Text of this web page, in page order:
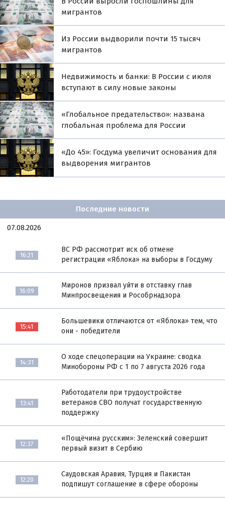
мигрантов
Из России выдворили почти 15 тысяч
мигрантов
Недвижимость и банки: В России с июля
вступают в силу новые законы
«Глобальное предательство»: названа
глобальная проблема для России
«До 45»: Госдума увеличит основания для
выдворения мигрантов
Последние новости
07.08.2026
16:21
ВС РФ рассмотрит иск об отмене
регистрации «Яблока» на выборы в Госдуму
16:09
Миронов призвал уйти в отставку глав
Минпросвещения и Рособрнадзора
15:41
Большевики отличаются от «Яблока» тем, что
они - победители
14:31
О ходе спецоперации на Украине: сводка
Минобороны РФ с 1 по 7 августа 2026 года
13:41
Работодатели при трудоустройстве
ветеранов СВО получат государственную
поддержку
12:37
«Пощёчина русским»: Зеленский совершит
первый визит в Сербию
12:20
Саудовская Аравия, Турция и Пакистан
подпишут соглашение в сфере обороны